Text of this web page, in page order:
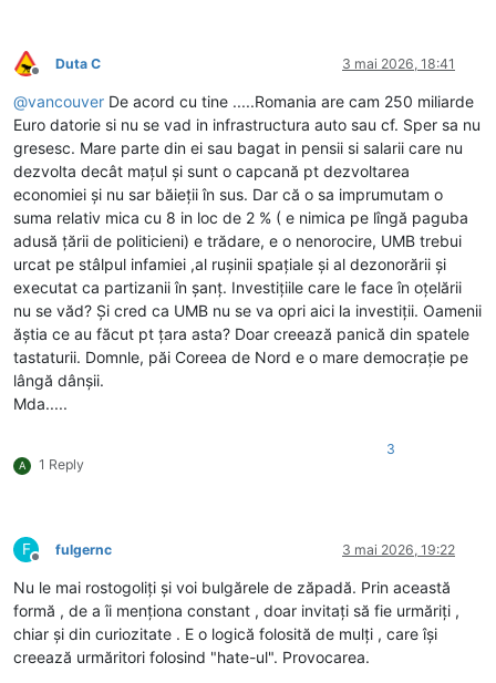
Deconectat
Duta C 3 mai 2026, 18:41
@vancouver De acord cu tine .....Romania are cam 250 miliarde
Euro datorie si nu se vad in infrastructura auto sau cf. Sper sa nu
gresesc. Mare parte din ei sau bagat in pensii si salarii care nu
dezvolta decât mațul și sunt o capcană pt dezvoltarea
economiei și nu sar băieții în sus. Dar că o sa imprumutam o
suma relativ mica cu 8 in loc de 2 % ( e nimica pe lîngă paguba
adusă țării de politicieni) e trădare, e o nenorocire, UMB trebui
urcat pe stâlpul infamiei ,al rușinii spațiale și al dezonorării și
executat ca partizanii în șanț. Investițiile care le face în oțelării
nu se văd? Și cred ca UMB nu se va opri aici la investiții. Oamenii
ăștia ce au făcut pt țara asta? Doar creează panică din spatele
tastaturii. Domnle, păi Coreea de Nord e o mare democrație pe
lângă dânșii.
Mda.....
A 1 Reply
3
F
Deconectat
fulgernc 3 mai 2026, 19:22
Nu le mai rostogoliți și voi bulgărele de zăpadă. Prin această
formă , de a îi menționa constant , doar invitați să fie urmăriți ,
chiar și din curiozitate . E o logică folosită de mulți , care își
creează urmăritori folosind "hate-ul". Provocarea.